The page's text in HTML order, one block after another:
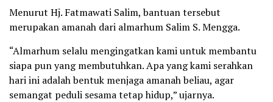
Menurut Hj. Fatmawati Salim, bantuan tersebut
merupakan amanah dari almarhum Salim S. Mengga.
“Almarhum selalu mengingatkan kami untuk membantu
siapa pun yang membutuhkan. Apa yang kami serahkan
hari ini adalah bentuk menjaga amanah beliau, agar
semangat peduli sesama tetap hidup,” ujarnya.